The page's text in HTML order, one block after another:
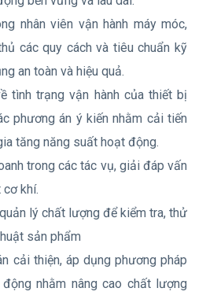
nhân viên vận hành máy móc,
các quy cách và tiêu chuẩn kỹ
an toàn và hiệu quả.
tình trạng vận hành của thiết bị
phương án ý kiến nhằm cải tiến
tăng năng suất hoạt động.
trong các tác vụ, giải đáp vấn
khí.
lý chất lượng để kiểm tra, thử
sản phẩm
cải thiện, áp dụng phương pháp
nhằm nâng cao chất lượng